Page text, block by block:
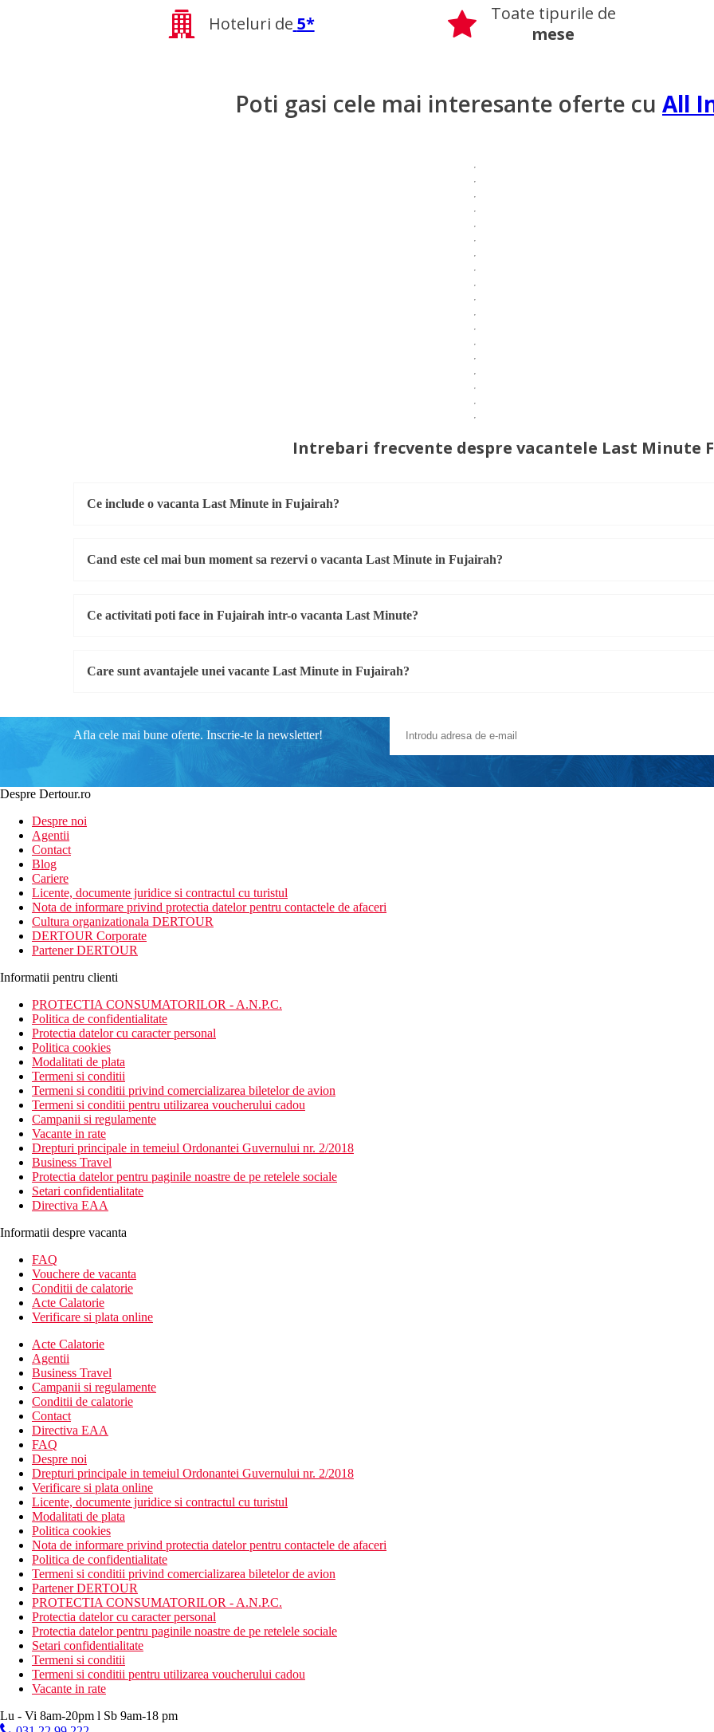
Hoteluri de 5*
Toate tipurile de
mese
Poti gasi cele mai interesante oferte cu All
Intrebari frecvente despre vacantele Last Minute
Ce include o vacanta Last Minute in Fujairah?
Cand este cel mai bun moment sa rezervi o vacanta Last Minute in Fujairah?
Ce activitati poti face in Fujairah intr-o vacanta Last Minute?
Care sunt avantajele unei vacante Last Minute in Fujairah?
Afla cele mai bune oferte. Inscrie-te la newsletter!
Despre Dertour.ro
Despre noi
Agentii
Contact
Blog
Cariere
Licente, documente juridice si contractul cu turistul
Nota de informare privind protectia datelor pentru contactele de afaceri
Cultura organizationala DERTOUR
DERTOUR Corporate
Partener DERTOUR
Informatii pentru clienti
PROTECTIA CONSUMATORILOR - A.N.P.C.
Politica de confidentialitate
Protectia datelor cu caracter personal
Politica cookies
Modalitati de plata
Termeni si conditii
Termeni si conditii privind comercializarea biletelor de avion
Termeni si conditii pentru utilizarea voucherului cadou
Campanii si regulamente
Vacante in rate
Drepturi principale in temeiul Ordonantei Guvernului nr. 2/2018
Business Travel
Protectia datelor pentru paginile noastre de pe retelele sociale
Setari confidentialitate
Directiva EAA
Informatii despre vacanta
FAQ
Vouchere de vacanta
Conditii de calatorie
Acte Calatorie
Verificare si plata online
Acte Calatorie
Agentii
Business Travel
Campanii si regulamente
Conditii de calatorie
Contact
Directiva EAA
FAQ
Despre noi
Drepturi principale in temeiul Ordonantei Guvernului nr. 2/2018
Verificare si plata online
Licente, documente juridice si contractul cu turistul
Modalitati de plata
Politica cookies
Nota de informare privind protectia datelor pentru contactele de afaceri
Politica de confidentialitate
Termeni si conditii privind comercializarea biletelor de avion
Partener DERTOUR
PROTECTIA CONSUMATORILOR - A.N.P.C.
Protectia datelor cu caracter personal
Protectia datelor pentru paginile noastre de pe retelele sociale
Setari confidentialitate
Termeni si conditii
Termeni si conditii pentru utilizarea voucherului cadou
Vacante in rate
Lu - Vi 8am-20pm l Sb 9am-18 pm